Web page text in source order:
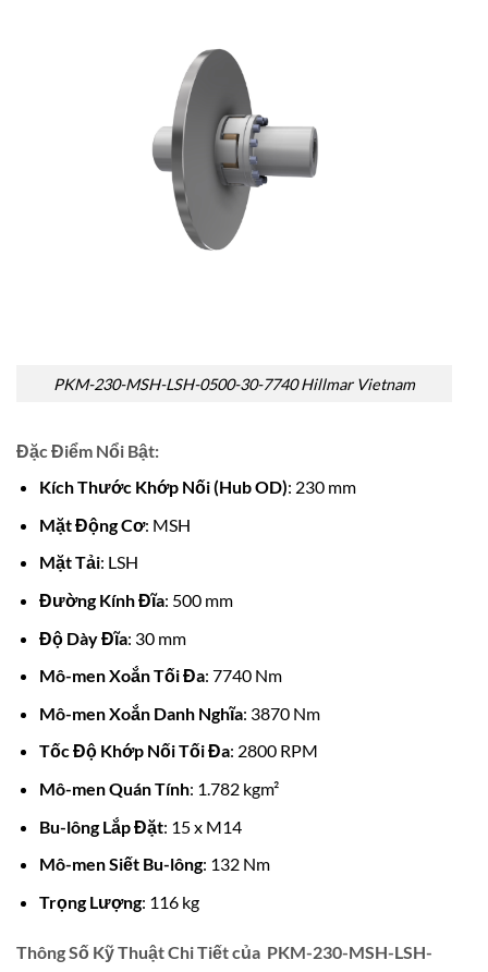
PKM-230-MSH-LSH-0500-30-7740 Hillmar Vietnam
Đặc Điểm Nổi Bật:
Kích Thước Khớp Nối (Hub OD): 230 mm
Mặt Động Cơ: MSH
Mặt Tải: LSH
Đường Kính Đĩa: 500 mm
Độ Dày Đĩa: 30 mm
Mô-men Xoắn Tối Đa: 7740 Nm
Mô-men Xoắn Danh Nghĩa: 3870 Nm
Tốc Độ Khớp Nối Tối Đa: 2800 RPM
Mô-men Quán Tính: 1.782 kgm²
Bu-lông Lắp Đặt: 15 x M14
Mô-men Siết Bu-lông: 132 Nm
Trọng Lượng: 116 kg
Thông Số Kỹ Thuật Chi Tiết của PKM-230-MSH-LSH-